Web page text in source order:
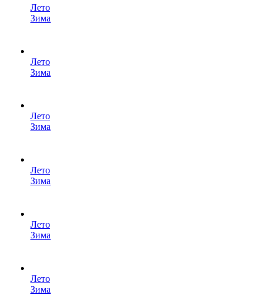
Лето
Зима
Лето
Зима
Лето
Зима
Лето
Зима
Лето
Зима
Лето
Зима